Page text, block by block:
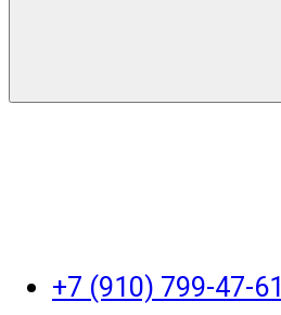
+7 (910) 799-47-61